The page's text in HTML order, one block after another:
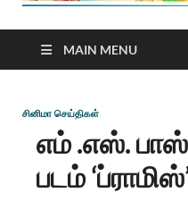
MAIN MENU
சினிமா செய்திகள்
எம் .எஸ்.
படம்